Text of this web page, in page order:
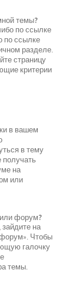
темы?
по ссылке
по ссылке
разделе.
страницу
критерии
в вашем
в тему
на
или
форум?
на
Чтобы
галочку
темы.